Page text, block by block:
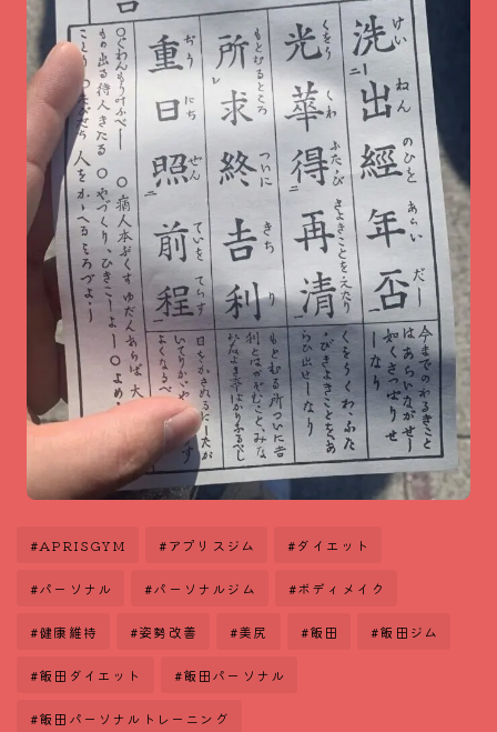
#APRISGYM #アプリスジム #ダイエット
#パーソナル #パーソナルジム #ボディメイク
#健康維持 #姿勢改善 #美尻 #飯田 #飯田ジム
#飯田ダイエット #飯田パーソナル
#飯田パーソナルトレーニング